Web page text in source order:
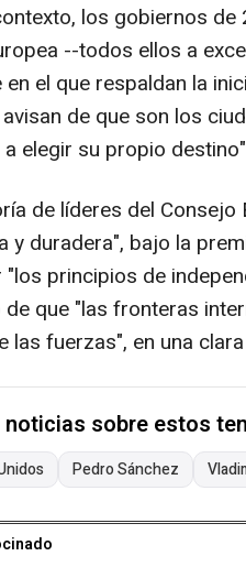
los gobiernos
--todos ellos a
en el que respaldan la
de que son los
elegir su propio
de líderes del
y duradera", bajo la
principios de
de que "las fronteras
las fuerzas", en una
noticias sobre estos
Pedro Sánchez